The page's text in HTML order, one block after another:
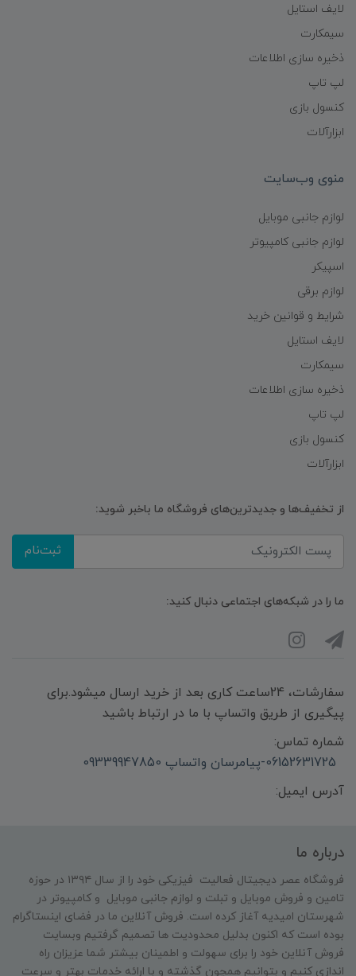
لایف استایل
سیمکارت
ذخیره سازی اطلاعات
لپ تاپ
کنسول بازی
ابزارآلات
منوی وب‌سایت
لوازم جانبی موبایل
لوازم جانبی کامپیوتر
اسپیکر
لوازم برقی
شرایط و قوانین خرید
لایف استایل
سیمکارت
ذخیره سازی اطلاعات
لپ تاپ
کنسول بازی
ابزارآلات
از تخفیف‌ها و جدیدترین‌های فروشگاه ما باخبر شوید:
ثبت‌نام
ما را در شبکه‌های اجتماعی دنبال کنید:
سفارشات، 24ساعت کاری بعد از خرید ارسال میشود.برای
پیگیری از طریق واتساپ با ما در ارتباط باشید
شماره تماس:
06152631725-پیامرسان واتساپ 09339947850
آدرس ایمیل:
درباره ما
فروشگاه عصر دیجیتال فعالیت فیزیکی خود را از سال ۱۳۹۴ در حوزه
تامین و‌ فروش موبایل و تبلت و لوازم جانبی موبایل و کامپیوتر در
شهرستان امیدیه آغاز کرده است. فروش آنلاین ما در فضای اینستاگرام
بوده است که اکنون بدلیل محدودیت ها تصمیم گرفتیم وبسایت
فروش آنلاین خود را برای سهولت و اطمینان بیشتر شما عزیزان راه
اندازی کنیم و بتوانیم همچون گذشته و با ارائه خدمات بهتر و سرعت